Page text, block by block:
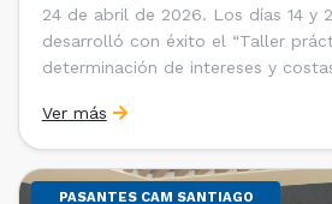
24 de abril de 2026. Los días 14 y
desarrolló con éxito el “Taller
determinación de intereses y
Universidad Católica de Chile y
de la Universidad de Chicago) y
[…]
Ver más
PASANTES CAM SANTIAGO